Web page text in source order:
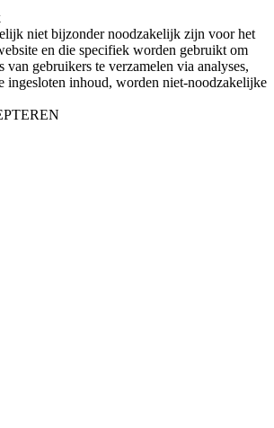
niet bijzonder noodzakelijk zijn voor het
en die specifiek worden gebruikt om
van gebruikers te verzamelen via analyses,
ingesloten inhoud, worden niet-noodzakelijke